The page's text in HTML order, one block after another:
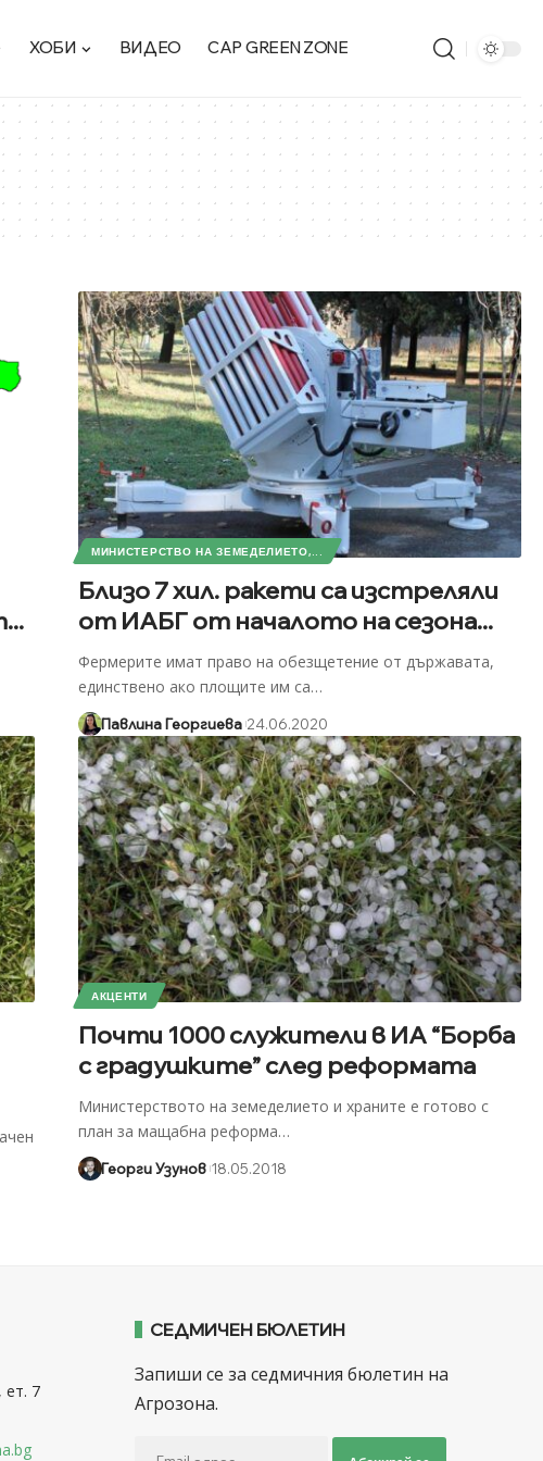
ХОБИ ВИДЕО CAP GREEN ZONE
МИНИСТЕРСТВО НА ЗЕМЕДЕЛИЕТО,...
Близо 7 хил. ракети са изстреляли
от ИАБГ от началото на сезона...
Фермерите имат право на обезщетение от държавата,
единствено ако площите им са…
Павлина Георгиева 24.06.2020
АКЦЕНТИ
Почти 1000 служители в ИА “Борба
с градушките” след реформата
Министерството на земеделието и храните е готово с
план за мащабна реформа…
Георги Узунов 18.05.2018
ет. 7
СЕДМИЧЕН БЮЛЕТИН
Запиши се за седмичния бюлетин на
Агрозона.